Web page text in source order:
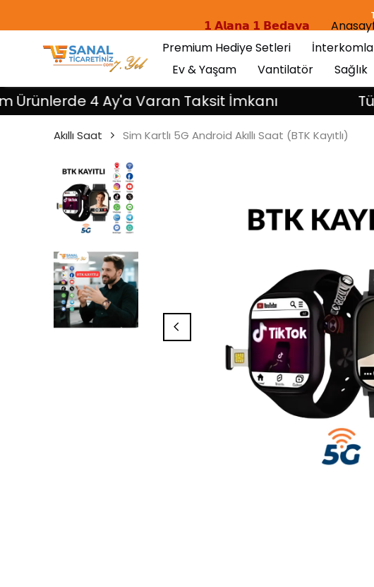
𝟭 𝗔𝗹𝗮𝗻𝗮 𝟭 𝗕𝗲𝗱𝗮𝘃𝗮
Premium Hediye Setleri
Ev & Yaşam
Vantilatör Sağlık
4 Ay'a Varan Taksit İmkanı Tüm
Akıllı Saat Sim Kartlı 5G Android Akıllı Saat (BTK Kayıtlı)